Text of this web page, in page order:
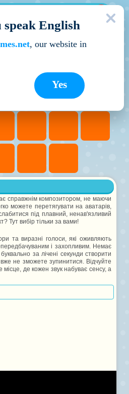
ігри
справжнім композитором, не маючи
можете перетягувати на аватарів,
під плавний, ненав'язливий
Тут вибір тільки за вами!
та виразні голоси, які оживляють
і захопливим. Немає
за лічені секунди створити
не зможете зупинитися. Відчуйте
де кожен звук набуває сенсу, а
English
, our website in
Yes